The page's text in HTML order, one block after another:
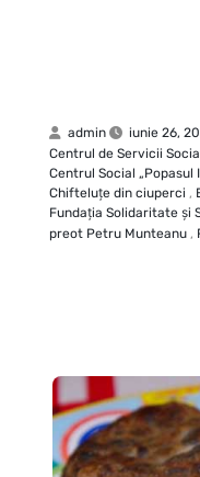
admin iunie 26,
Centrul de Servicii
Centrul Social
Chifteluţe din ciuperci ,
Fundaţia Solidaritate şi
preot Petru Munteanu ,